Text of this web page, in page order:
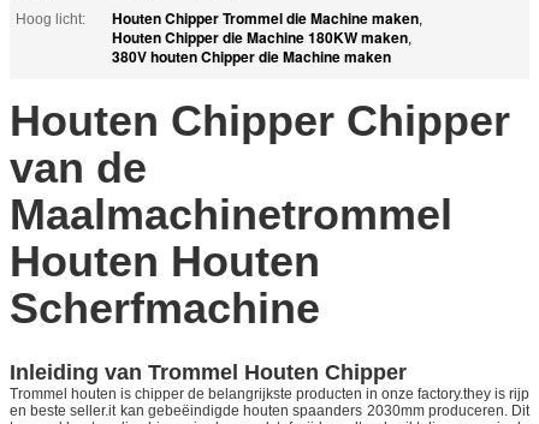
Hoog licht:
Houten Chipper Trommel die Machine maken,
Houten Chipper die Machine 180KW maken,
380V houten Chipper die Machine maken
Houten Chipper Chipper
van de
Maalmachinetrommel
Houten Houten
Scherfmachine
Inleiding van Trommel Houten Chipper
Trommel houten is chipper de belangrijkste producten in onze factory.they is rijp
en beste seller.it kan gebeëindigde houten spaanders 2030mm produceren. Dit